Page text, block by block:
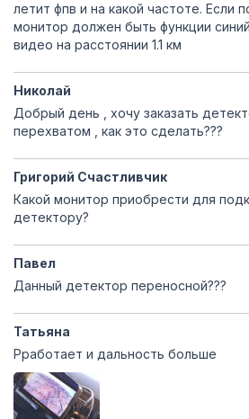
летит фпв и на какой частоте. Если
монитор должен быть функции
видео на расстоянии 1.1 км
Николай
Добрый день , хочу заказать
перехватом , как это сделать???
Григорий Счастливчик
Какой монитор приобрести для
детектору?
Павел
Данный детектор переносной???
Татьяна
Рработает и дальность больше